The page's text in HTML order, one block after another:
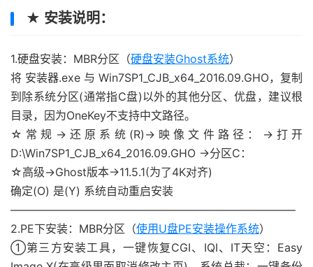
★ 安装说明：
1.硬盘安装：MBR分区（硬盘安装Ghost系统）
将 安装器.exe 与 Win7SP1_CJB_x64_2016.09.GHO，复制
到除系统分区(通常指C盘)以外的其他分区、优盘，建议根
目录，因为OneKey不支持中文路径。
☆常规→还原系统(R)→映像文件路径：→打开
D:\Win7SP1_CJB_x64_2016.09.GHO →分区C：
☆高级→Ghost版本→11.5.1(为了4K对齐)
确定(O) 是(Y) 系统自动重启安装
—————————————————————————–
2.PE下安装：MBR分区（使用U盘PE安装操作系统）
①第三方安装工具，一键恢复CGI、IQI、IT天空：Easy